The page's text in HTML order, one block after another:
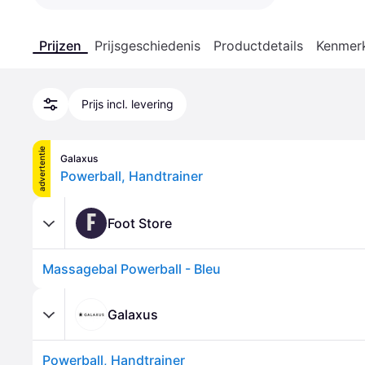
Prijzen Prijsgeschiedenis Productdetails
Prijs incl. levering
advertentie Galaxus
Powerball, Handtrainer
F Foot Store
Massagebal Powerball - Bleu
Galaxus
Powerball, Handtrainer